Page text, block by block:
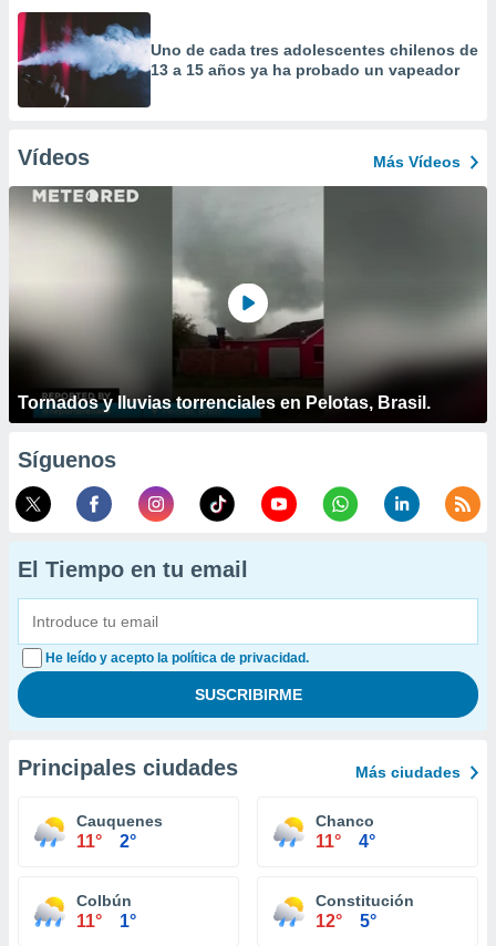
Uno de cada tres adolescentes chilenos de
13 a 15 años ya ha probado un vapeador
Vídeos Más Vídeos
Tornados y lluvias torrenciales en Pelotas, Brasil.
Síguenos
El Tiempo en tu email
He leído y acepto la política de privacidad.
Principales ciudades Más ciudades
Cauquenes
11° 2°
Chanco
11° 4°
Colbún
11° 1°
Constitución
12° 5°